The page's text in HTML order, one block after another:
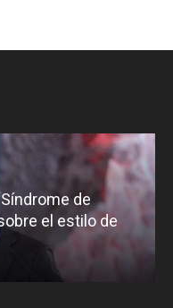
de
el estilo de